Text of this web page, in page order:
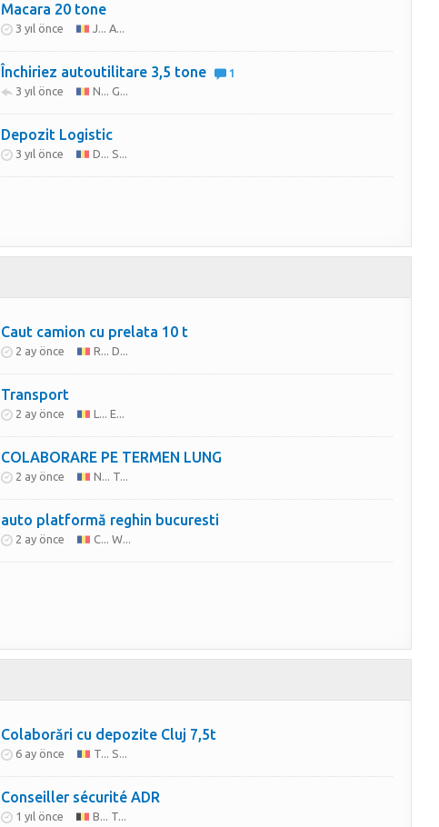
Macara 20 tone
3 yıl önce J... A...
Închiriez autoutilitare 3,5 tone
1
3 yıl önce
N... G...
Depozit Logistic
3 yıl önce D... S...
Caut camion cu prelata 10 t
2 ay önce R... D...
Transport
2 ay önce L... E...
COLABORARE PE TERMEN LUNG
2 ay önce N... T...
auto platformă reghin bucuresti
2 ay önce C... W...
Colaborări cu depozite Cluj 7,5t
6 ay önce T... S...
Conseiller sécurité ADR
1 yıl önce B... T...